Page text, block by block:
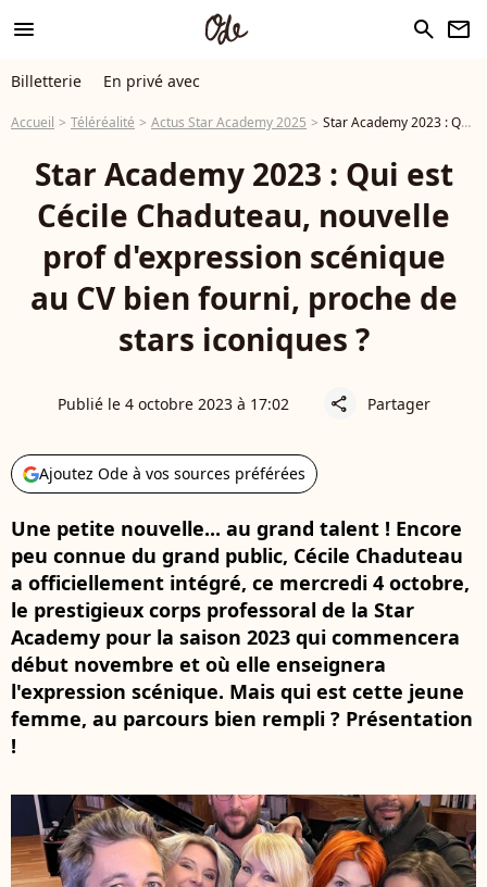
menu search newsletter
Billetterie En privé avec
Accueil Téléréalité Actus Star Academy 2025 Star Academy 2023 : Qui est Cécile Chaduteau, nouvelle prof d'expression scénique au CV bien fourni, proche de stars iconiques ?
Star Academy 2023 : Qui est
Cécile Chaduteau, nouvelle
prof d'expression scénique
au CV bien fourni, proche de
stars iconiques ?
Publié le 4 octobre 2023 à 17:02 share Partager
Ajoutez Ode à vos sources préférées
Une petite nouvelle... au grand talent ! Encore
peu connue du grand public, Cécile Chaduteau
a officiellement intégré, ce mercredi 4 octobre,
le prestigieux corps professoral de la Star
Academy pour la saison 2023 qui commencera
début novembre et où elle enseignera
l'expression scénique. Mais qui est cette jeune
femme, au parcours bien rempli ? Présentation
!